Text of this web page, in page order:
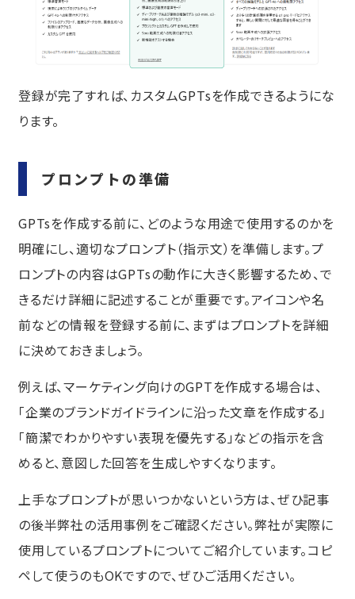
登録が完了すれば、カスタムGPTsを作成できるようにな
ります。
プロンプトの準備
GPTsを作成する前に、どのような用途で使用するのかを
明確にし、適切なプロンプト（指示文）を準備します。プ
ロンプトの内容はGPTsの動作に大きく影響するため、で
きるだけ詳細に記述することが重要です。アイコンや名
前などの情報を登録する前に、まずはプロンプトを詳細
に決めておきましょう。
例えば、マーケティング向けのGPTを作成する場合は、
「企業のブランドガイドラインに沿った文章を作成する」
「簡潔でわかりやすい表現を優先する」などの指示を含
めると、意図した回答を生成しやすくなります。
上手なプロンプトが思いつかないという方は、ぜひ記事
の後半弊社の活用事例をご確認ください。弊社が実際に
使用しているプロンプトについてご紹介しています。コピ
ペして使うのもOKですので、ぜひご活用ください。